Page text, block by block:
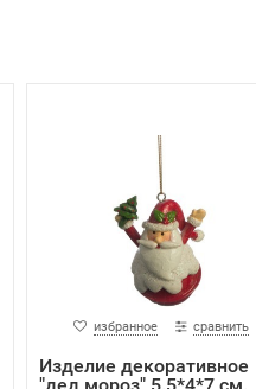
избранное сравнить
Изделие декоративное